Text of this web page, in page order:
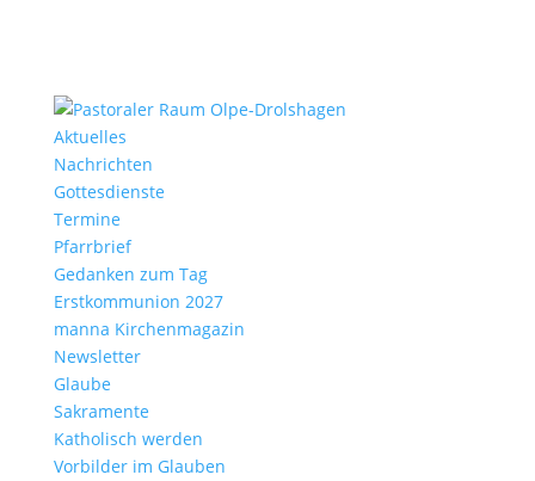
Aktu­elles
Nach­richten
Gottes­dienste
Termine
Pfarr­brief
Gedanken zum Tag
Erst­kom­mu­nion 2027
manna Kirchen­ma­gazin
News­letter
Glaube
Sakra­mente
Katho­lisch werden
Vorbilder im Glauben